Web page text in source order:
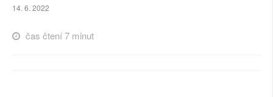
14. 6. 2022
čas čtení 7 minut